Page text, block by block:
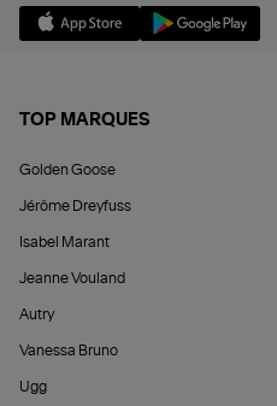
TOP MARQUES
Golden Goose
Jérôme Dreyfuss
Isabel Marant
Jeanne Vouland
Autry
Vanessa Bruno
Ugg